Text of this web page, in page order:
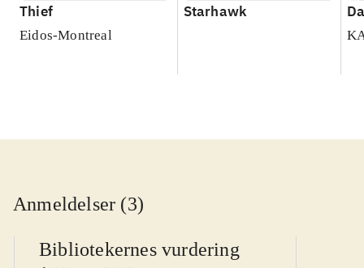
Thief
Eidos-Montreal
Starhawk
Anmeldelser (3)
Bibliotekernes vurdering